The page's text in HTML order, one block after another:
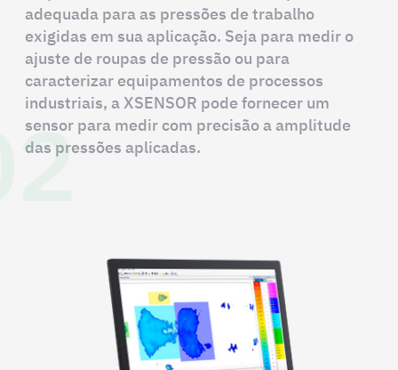
adequada para as pressões de trabalho
exigidas em sua aplicação. Seja para medir o
ajuste de roupas de pressão ou para
caracterizar equipamentos de processos
industriais, a XSENSOR pode fornecer um
sensor para medir com precisão a amplitude
das pressões aplicadas.